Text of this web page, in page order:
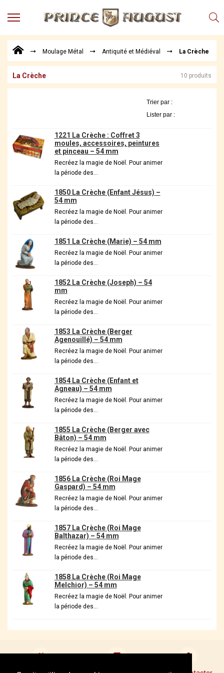
MENU
Points
de
Vente
Conseil
Techniques,
trucs et
astuces
Moulage Métal Antiquité et Médiéval La Crèche
La Crèche 10 produits
1221 La Crèche : Coffret 3
moules, accessoires, peintures
et pinceau – 54 mm
Recréez la magie de Noël. Pour animer
la période des…
1850 La Crèche (Enfant Jésus) –
54 mm
Recréez la magie de Noël. Pour animer
la période des…
1851 La Crèche (Marie) – 54 mm
Recréez la magie de Noël. Pour animer
la période des…
1852 La Crèche (Joseph) – 54
mm
Recréez la magie de Noël. Pour animer
la période des…
1853 La Crèche (Berger
Agenouillé) – 54 mm
Recréez la magie de Noël. Pour animer
la période des…
1854 La Crèche (Enfant et
Agneau) – 54 mm
Recréez la magie de Noël. Pour animer
la période des…
1855 La Crèche (Berger avec
Bâton) – 54 mm
Recréez la magie de Noël. Pour animer
la période des…
1856 La Crèche (Roi Mage
Gaspard) – 54 mm
Recréez la magie de Noël. Pour animer
la période des…
1857 La Crèche (Roi Mage
Balthazar) – 54 mm
Recréez la magie de Noël. Pour animer
la période des…
1858 La Crèche (Roi Mage
Melchior) – 54 mm
Recréez la magie de Noël. Pour animer
la période des…